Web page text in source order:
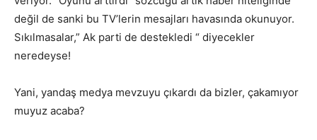
değil de sanki bu TV’lerin mesajları havasında okunuyor.
Sıkılmasalar,” Ak parti de destekledi “ diyecekler
neredeyse!
Yani, yandaş medya mevzuyu çıkardı da bizler, çakamıyor
muyuz acaba?